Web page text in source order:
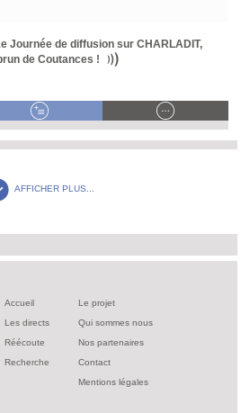
Journée de diffusion sur CHARLADIT,
de Coutances !
AFFICHER PLUS...
Accueil
Les directs
Réécoute
Recherche
Le projet
Qui sommes nous
Nos partenaires
Contact
Mentions légales